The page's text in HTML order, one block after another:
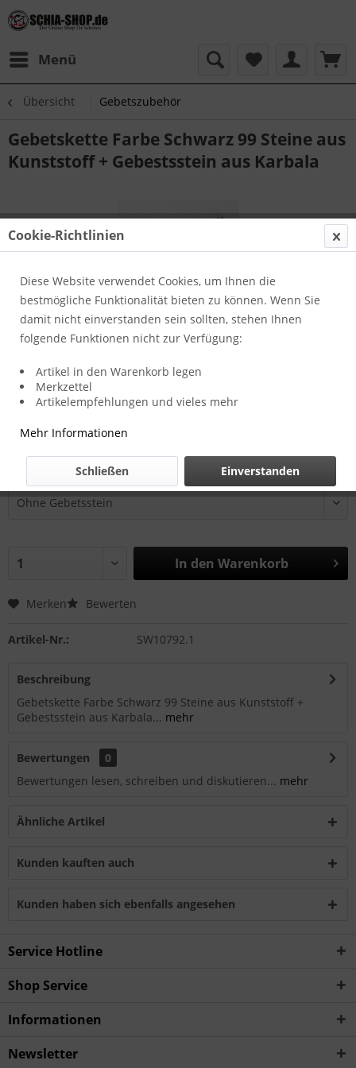
Menü
Übersicht Gebetszubehör
Gebetskette Farbe Schwarz 99 Steine aus
Kunststoff + Gebestsstein aus Karbala
1,00 € *
Zustellung in 2-3 Werktagen
Inkl. Gebetsstein?:
In den Warenkorb
Merken Bewerten
Artikel-Nr.: SW10792.1
Beschreibung
Gebetskette Farbe Schwarz 99 Steine aus Kunststoff +
Gebestsstein aus Karbala... mehr
Bewertungen
0
Bewertungen lesen, schreiben und diskutieren... mehr
Ähnliche Artikel
Kunden kauften auch
Kunden haben sich ebenfalls angesehen
Service Hotline
Shop Service
Informationen
Newsletter
Cookie-Richtlinien
Diese Website verwendet Cookies, um Ihnen die
bestmögliche Funktionalität bieten zu können. Wenn Sie
damit nicht einverstanden sein sollten, stehen Ihnen
folgende Funktionen nicht zur Verfügung:
Artikel in den Warenkorb legen
Merkzettel
Artikelempfehlungen und vieles mehr
Mehr Informationen
Einverstanden
Schließen